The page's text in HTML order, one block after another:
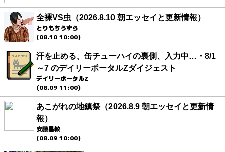
全裸VS虫（2026.8.10 朝エッセイと更新情報）
とりもちうずら
(08.10 10:00)
汗を止める、缶チューハイの裏側、入力中…・8/1
～7 のデイリーポータルZダイジェスト
デイリーポータルZ
(08.09 11:00)
あこがれの地鎮祭（2026.8.9 朝エッセイと更新情
報）
安藤昌教
(08.09 10:00)